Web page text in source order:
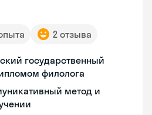
2 отзыва
государственный
филолога
метод и